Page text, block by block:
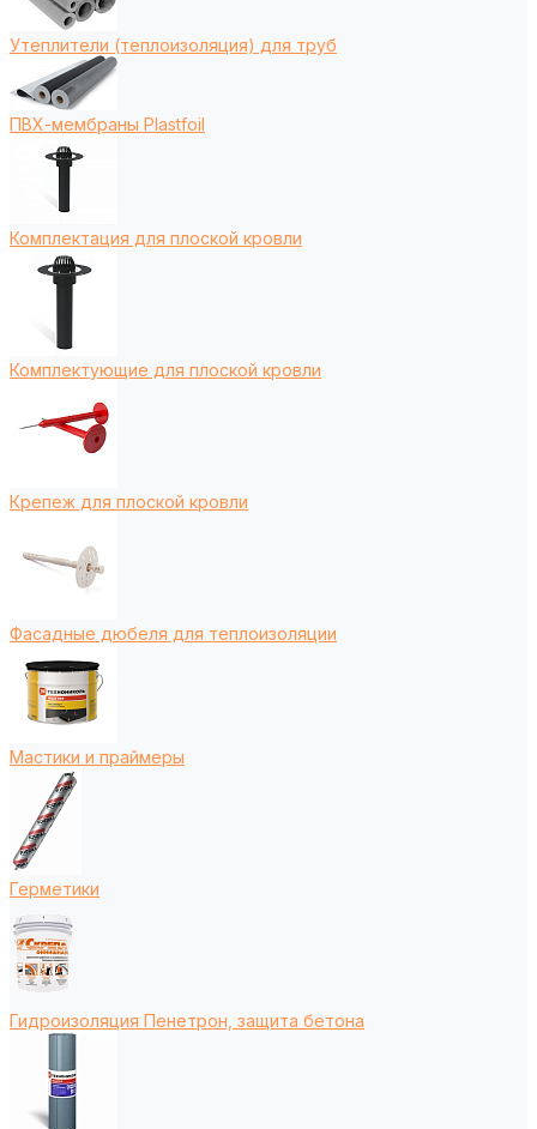
Утеплители (теплоизоляция) для труб
ПВХ-мембраны Plastfoil
Комплектация для плоской кровли
Комплектующие для плоской кровли
Крепеж для плоской кровли
Фасадные дюбеля для теплоизоляции
Мастики и праймеры
Герметики
Гидроизоляция Пенетрон, защита бетона